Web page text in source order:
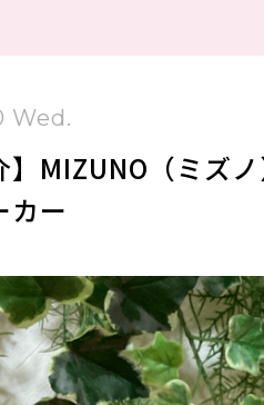
Wed.
】MIZUNO（ミズ
カー